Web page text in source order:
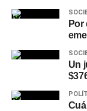
Un